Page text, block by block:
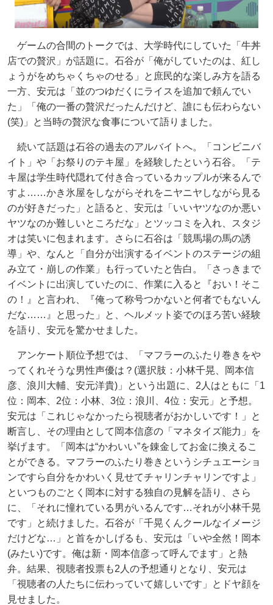
ゲームの合間のトークでは、大学時代にしていた「牛丼
店での贅沢」が話題に。石谷が「俺がしていたのは、紅し
ょうがをめちゃくちゃのせる」と庶民的な楽しみ方を語る
一方、安元は「並のつゆだくにライスを追加で頼んでい
た」「俺の一番の贅沢だったんだけど、誰にも伝わらない
(笑)」と当時の贅沢な食事について語りました。
続いて話題は石谷の過去のアルバイトへ。「コンビニバ
イト」や「お祭りのテキ屋」を経験したという石谷。「テ
キ屋は学生時代隠れて付き合っているカップルが来るんで
すよ……かき氷屋をしながらそれをニヤニヤしながら見る
のが好きだった」と語ると、安元は「いいヤツなのか悪い
ヤツなのか難しいところだな」とツッコミを入れ、スタジ
オは笑いに包まれます。さらに石谷は「競馬場の馬の誘
導」や、なんと「自分が出演するイベントのステージの組
み立て・崩しの作業」も行っていたと告白。「さっきまで
イベントに出演していたのに、作業に入ると『おい！そこ
の！』と言われ、『俺って称号つかないと何者でもないん
だな……』と思った」と、ヘルメット姿でのほろ苦い経験
を語り、安元を驚かせました。
アンケート順位予想では、「マフラーのふたり巻きをや
ってくれそうな男性声優は？(選択肢：小林千晃、岡本信
彦、浪川大輔、安元洋貴)」という出題に、2人はともに「1
位：岡本、2位：小林、3位：浪川、4位：安元」と予想。
安元は「これじゃなかったら視聴者がおかしいです！」と
断言し、その理由として岡本信彦の「マネタイズ能力」を
挙げます。「岡本は“かわいい”を錬金してお金に換えるこ
とができる。マフラーのふたり巻きというシチュエーショ
ンですら自分をかわいく見せてチャリンチャリンですよ」
といつものごとく岡本に対する独自の見解を語り、さら
に、「それに憧れている男がいるんです…それが小林千晃
です」と続けました。石谷が「千晃くんクールなイメージ
だけどな…」と首をかしげるも、安元は「いや全然！岡本
(みたい)です。俺は新・岡本信彦って呼んでます」と熱
弁。結果、視聴者投票も2人の予想通りとなり、安元は
「視聴者の人たちに伝わっていて嬉しいです」とドヤ顔を
見せました。